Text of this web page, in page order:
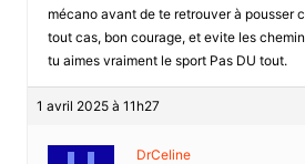
mécano avant de te retrouver à pousser
tout cas, bon courage, et evite les
tu aimes vraiment le sport Pas DU tout.
1 avril 2025 à 11h27
DrCeline